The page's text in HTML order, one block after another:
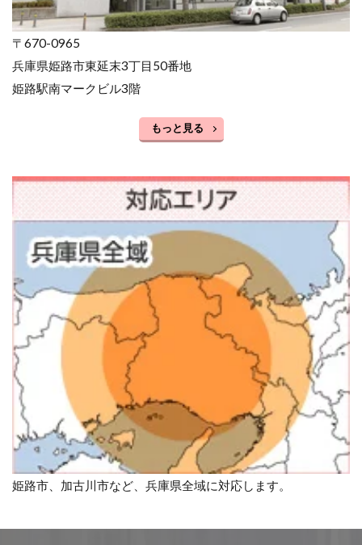
〒670-0965
兵庫県姫路市東延末3丁目50番地
姫路駅南マークビル3階
もっと見る
姫路市、加古川市など、兵庫県全域に対応します。